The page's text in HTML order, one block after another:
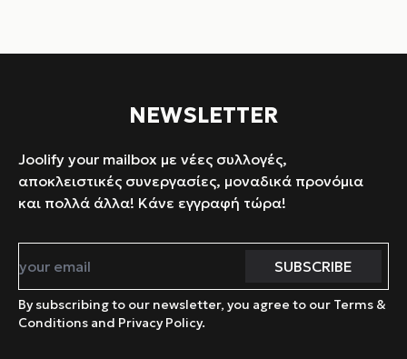
NEWSLETTER
Joolify your mailbox με νέες συλλογές,
αποκλειστικές συνεργασίες, μοναδικά προνόμια
και πολλά άλλα! Κάνε εγγραφή τώρα!
By subscribing to our newsletter, you agree to our Terms &
Conditions and Privacy Policy.